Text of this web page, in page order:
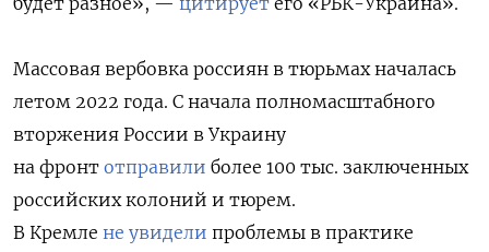
Массовая вербовка россиян в тюрьмах началась
летом 2022 года. С начала полномасштабного
вторжения России в Украину
на фронт отправили более 100 тыс. заключенных
российских колоний и тюрем.
В Кремле не увидели проблемы в практике